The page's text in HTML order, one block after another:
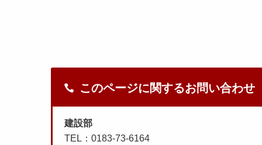
このページに関するお問い合わせ
建設部
TEL：0183-73-6164